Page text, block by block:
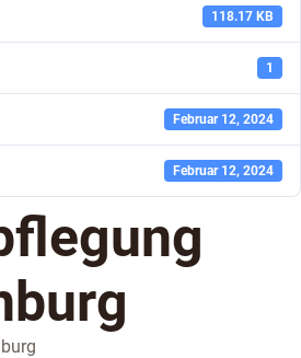
118.17 KB
1
Februar 12, 2024
Februar 12, 2024